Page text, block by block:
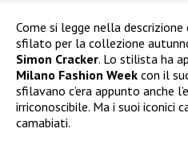
Come si legge nella descrizione
sfilato per la collezione
Simon Cracker. Lo stilista ha
Milano Fashion Week con il
sfilavano c’era appunto anche
irriconoscibile. Ma i suoi iconici
camabiati.